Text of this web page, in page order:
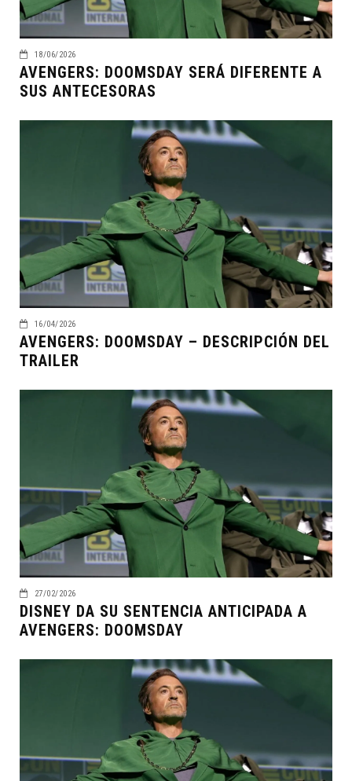
18/06/2026
AVENGERS: DOOMSDAY SERÁ DIFERENTE A
SUS ANTECESORAS
16/04/2026
AVENGERS: DOOMSDAY – DESCRIPCIÓN DEL
TRAILER
27/02/2026
DISNEY DA SU SENTENCIA ANTICIPADA A
AVENGERS: DOOMSDAY